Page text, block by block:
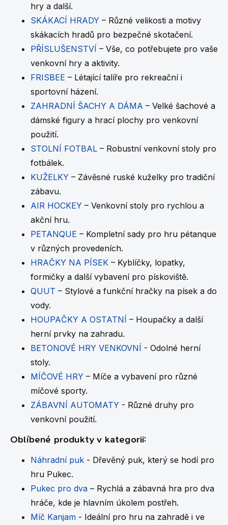
hry a další.
SKÁKACÍ HRADY – Různé velikosti a motivy
skákacích hradů pro bezpečné skotačení.
PŘÍSLUŠENSTVÍ – Vše, co potřebujete pro vaše
venkovní hry a aktivity.
FRISBEE – Létající talíře pro rekreační i
sportovní házení.
ZAHRADNÍ ŠACHY A DÁMA – Velké šachové a
dámské figury a hrací plochy pro venkovní
použití.
STOLNÍ FOTBAL – Robustní venkovní stoly pro
fotbálek.
KUŽELKY – Závěsné ruské kuželky pro tradiční
zábavu.
AIR HOCKEY – Venkovní stoly pro rychlou a
akční hru.
PETANQUE – Kompletní sady pro hru pétanque
v různých provedeních.
HRAČKY NA PÍSEK – Kyblíčky, lopatky,
formičky a další vybavení pro pískoviště.
QUUT – Stylové a funkční hračky na písek a do
vody.
HOUPAČKY A OSTATNÍ – Houpačky a další
herní prvky na zahradu.
BETONOVÉ HRY VENKOVNÍ - Odolné herní
stoly.
MÍČOVÉ HRY – Míče a vybavení pro různé
míčové sporty.
ZÁBAVNÍ AUTOMATY - Různé druhy pro
venkovní použití.
Oblíbené produkty v kategorii:
Náhradní puk - Dřevěný puk, který se hodí pro
hru Pukec.
Pukec pro dva – Rychlá a zábavná hra pro dva
hráče, kde je hlavním úkolem postřeh.
Míč Kanjam - Ideální pro hru na zahradě i ve